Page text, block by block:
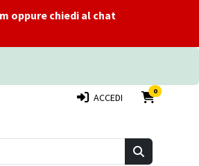
oppure chiedi al chat
ACCEDI
0PRODOTTI